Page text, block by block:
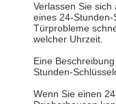
Verlassen Sie
eines 24-
Türprobleme
welcher Uhrzeit.
Eine
Stunden-
Wenn Sie einen